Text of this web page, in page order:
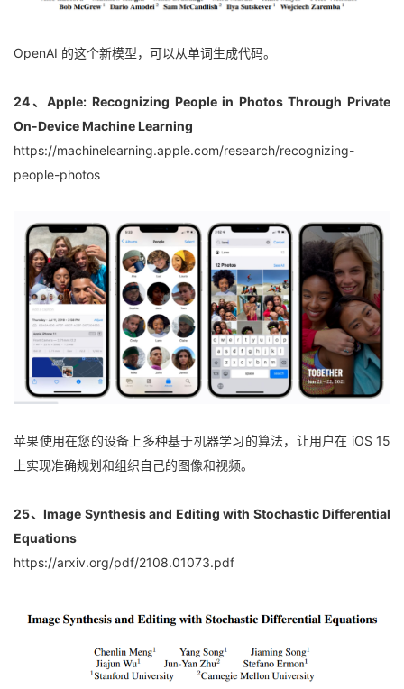
OpenAI 的这个新模型，可以从单词生成代码。
24、Apple: Recognizing People in Photos Through Private
On-Device Machine Learning
https://machinelearning.apple.com/research/recognizing-
people-photos
苹果使用在您的设备上多种基于机器学习的算法，让用户在 iOS 15
上实现准确规划和组织自己的图像和视频。
25、Image Synthesis and Editing with Stochastic Differential
Equations
https://arxiv.org/pdf/2108.01073.pdf